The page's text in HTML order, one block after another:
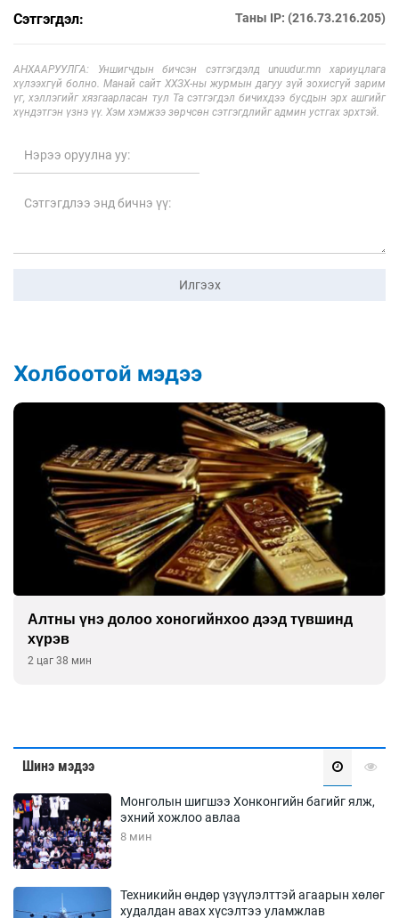
Сэтгэгдэл: Таны IP: (216.73.216.205)
АНХААРУУЛГА: Уншигчдын бичсэн сэтгэгдэлд unuudur.mn хариуцлага
хүлээхгүй болно. Манай сайт ХХЗХ-ны журмын дагуу зүй зохисгүй зарим
үг, хэллэгийг хязгаарласан тул Та сэтгэгдэл бичихдээ бусдын эрх ашгийг
хүндэтгэн үзнэ үү. Хэм хэмжээ зөрчсөн сэтгэгдлийг админ устгах эрхтэй.
Илгээх
Холбоотой мэдээ
Алтны үнэ долоо хоногийнхоо дээд түвшинд
хүрэв
2 цаг 38 мин
Шинэ мэдээ
Монголын шигшээ Хонконгийн багийг ялж,
эхний хожлоо авлаа
8 мин
Техникийн өндөр үзүүлэлттэй агаарын хөлөг
худалдан авах хүсэлтээ уламжлав